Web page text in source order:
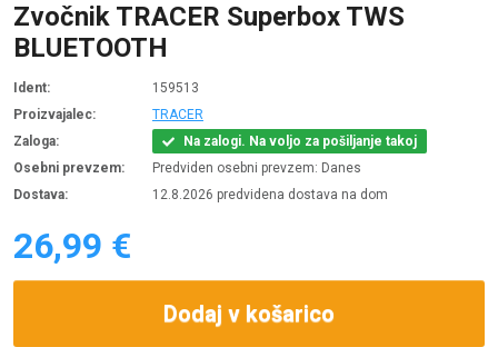
Zvočnik TRACER Superbox TWS
BLUETOOTH
Ident:
159513
Proizvajalec:
TRACER
Zaloga:
Na zalogi. Na voljo za pošiljanje takoj
Osebni prevzem:
Predviden osebni prevzem: Danes
Dostava:
12.8.2026 predvidena dostava na dom
26,99 €
Dodaj v košarico